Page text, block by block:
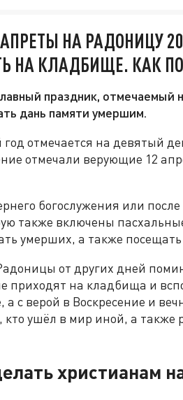
НА РАДОНИЦУ
НА КЛАДБИЩЕ. КАК
праздник, отмечаемый
дань памяти умершим.
отмечается на девятый
отмечали верующие 12
богослужения или
также включены
умерших, а также
от других дней
приходят на кладбища и
а с верой в Воскресение и
кто ушёл в мир иной, а
христианам